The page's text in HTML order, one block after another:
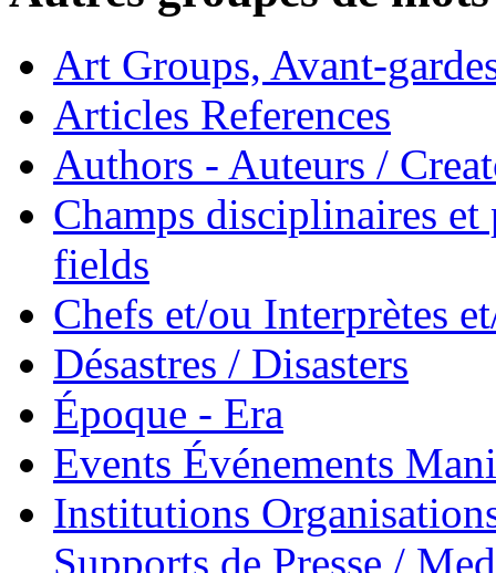
Art Groups, Avant-
Articles References
Authors - Auteurs /
Champs disciplinaires
fields
Chefs et/ou Interprètes
Désastres / Disasters
Époque - Era
Events Événements
Institutions
Supports de Presse /